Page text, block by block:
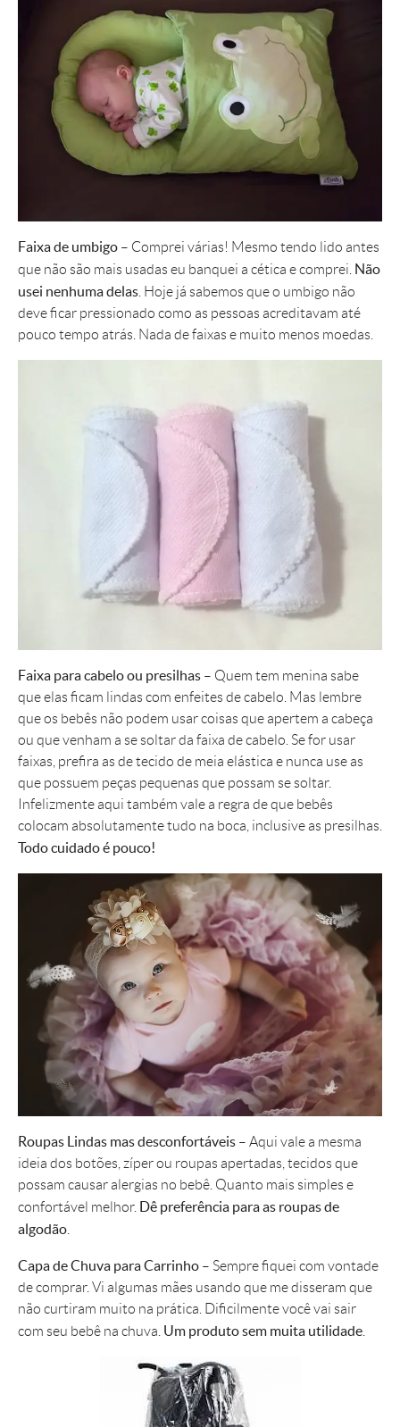
Faixa de umbigo – Comprei várias! Mesmo tendo lido antes
que não são mais usadas eu banquei a cética e comprei. Não
usei nenhuma delas . Hoje já sabemos que o umbigo não
deve ficar pressionado como as pessoas acreditavam até
pouco tempo atrás. Nada de faixas e muito menos moedas.
Faixa para cabelo ou presilhas – Quem tem menina sabe
que elas ficam lindas com enfeites de cabelo. Mas lembre
que os bebês não podem usar coisas que apertem a cabeça
ou que venham a se soltar da faixa de cabelo. Se for usar
faixas, prefira as de tecido de meia elástica e nunca use as
que possuem peças pequenas que possam se soltar.
Infelizmente aqui também vale a regra de que bebês
colocam absolutamente tudo na boca, inclusive as presilhas.
Todo cuidado é pouco!
Roupas Lindas mas desconfortáveis – Aqui vale a mesma
ideia dos botões, zíper ou roupas apertadas, tecidos que
possam causar alergias no bebê. Quanto mais simples e
confortável melhor. Dê preferência para as roupas de
algodão
Capa de Chuva para Carrinho – Sempre fiquei com vontade
de comprar. Vi algumas mães usando que me disseram que
não curtiram muito na prática. Dificilmente você vai sair
com seu bebê na chuva. Um produto sem muita utilidade